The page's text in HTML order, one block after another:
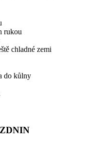
rukou
chladné zemi
do kůlny